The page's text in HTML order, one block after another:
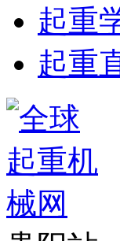
起重
起重